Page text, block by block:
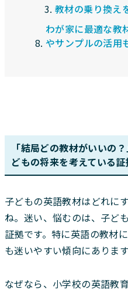
教材の乗り換え
わが家に最適な教
やサンプルの活用
「結局どの教材がいいの
どもの将来を考えている
子どもの英語教材はどれに
ね。迷い、悩むのは、子ど
証拠です。特に英語の教材
も迷いやすい傾向にあります
なぜなら、小学校の英語教